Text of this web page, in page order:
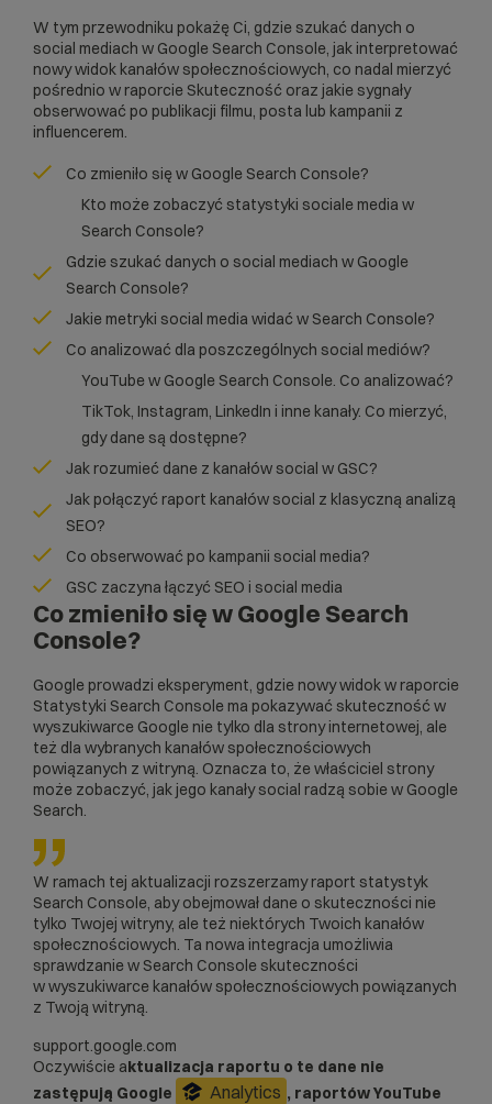
W tym przewodniku pokażę Ci, gdzie szukać danych o
social mediach w Google Search Console, jak interpretować
nowy widok kanałów społecznościowych, co nadal mierzyć
pośrednio w raporcie Skuteczność oraz jakie sygnały
obserwować po publikacji filmu, posta lub kampanii z
influencerem.
Co zmieniło się w Google Search Console?
Kto może zobaczyć statystyki sociale media w
Search Console?
Gdzie szukać danych o social mediach w Google
Search Console?
Jakie metryki social media widać w Search Console?
Co analizować dla poszczególnych social mediów?
YouTube w Google Search Console. Co analizować?
TikTok, Instagram, LinkedIn i inne kanały. Co mierzyć,
gdy dane są dostępne?
Jak rozumieć dane z kanałów social w GSC?
Jak połączyć raport kanałów social z klasyczną analizą
SEO?
Co obserwować po kampanii social media?
GSC zaczyna łączyć SEO i social media
Co zmieniło się w Google Search
Console?
Google prowadzi eksperyment, gdzie nowy widok w raporcie
Statystyki Search Console ma pokazywać skuteczność w
wyszukiwarce Google nie tylko dla strony internetowej, ale
też dla wybranych kanałów społecznościowych
powiązanych z witryną. Oznacza to, że właściciel strony
może zobaczyć, jak jego kanały social radzą sobie w Google
Search.
W ramach tej aktualizacji rozszerzamyraport statystyk
Search Console, aby obejmował dane o skuteczności nie
tylko Twojej witryny, ale też niektórych Twoich kanałów
społecznościowych. Ta nowa integracja umożliwia
sprawdzanie w Search Console skuteczności
w wyszukiwarce kanałów społecznościowych powiązanych
z Twoją witryną.
support.google.com
Oczywiście aktualizacja raportu o te dane nie
zastępują Google
Analytics , raportów YouTube